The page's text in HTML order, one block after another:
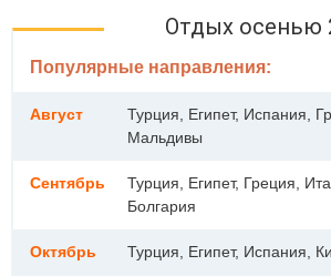
Отдых осенью
Популярные направления:
Август
Турция, Египет, Испания,
Мальдивы
Сентябрь
Турция, Египет, Греция,
Болгария
Октябрь Турция, Египет, Испания,